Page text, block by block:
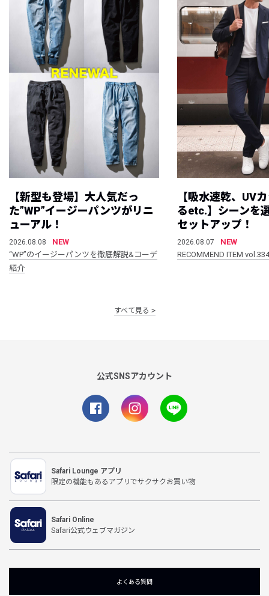
【新型も登場】大人気だっ
た”WP”イージーパンツがリニ
ューアル！
2026.08.08
NEW
“WP”のイージーパンツを徹底解説&コーデ
紹介
【吸水速乾、UV
るetc.】シーンを
セットアップ！
2026.08.07
NEW
RECOMMEND ITEM vol.334
すべて見る
公式SNSアカウント
Safari Lounge アプリ
限定の機能もあるアプリでサクサクお買い物
Safari Online
Safari公式ウェブマガジン
よくある質問